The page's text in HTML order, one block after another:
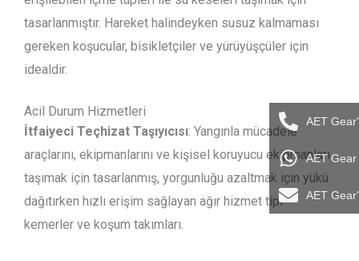
tasarlanmıştır. Hareket halindeyken susuz kalmaması
gereken koşucular, bisikletçiler ve yürüyüşçüler için
idealdir.
Acil Durum Hizmetleri
İtfaiyeci Teçhizat Taşıyıcısı: Yangınla mücadele
araçlarını, ekipmanlarını ve kişisel koruyucu ekipmanları
taşımak için tasarlanmış, yorgunluğu azaltmak için yükü
dağıtırken hızlı erişim sağlayan ağır hizmet tipi
kemerler ve koşum takımları.
AET
AET
AET